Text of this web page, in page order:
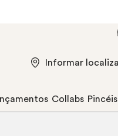
Collabs Pincéis